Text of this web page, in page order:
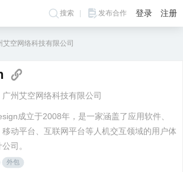
搜索 发布合作 登录 注册
艾空网络科技有限公司
广州艾空网络科技有限公司
成立于2008年，是一家涵盖了应用软件、
移动平台、互联网平台等人机交互领域的用户体
司。
外包